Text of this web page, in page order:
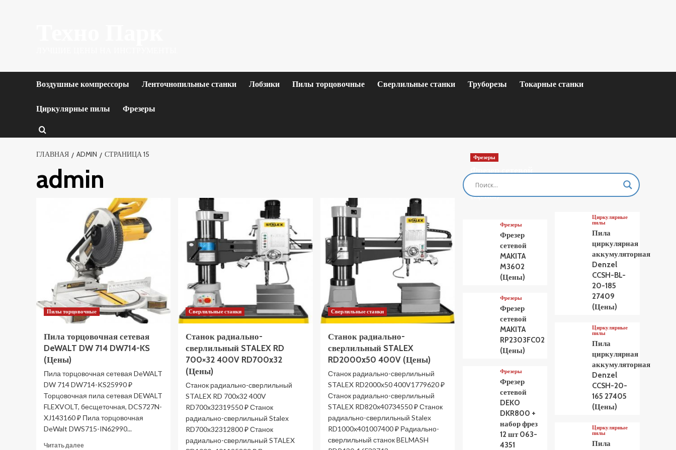
Воздушные компрессоры Ленточнопильные станки Лобзики Пилы торцовочные Сверлильные станки Труборезы Токарные станки
Циркулярные пилы Фрезеры
ГЛАВНАЯ ADMIN СТРАНИЦА 15
admin
Пилы торцовочные
Пила торцовочная сетевая
DeWALT DW 714 DW714-KS
(Цены)
Пила торцовочная сетевая DeWALT
DW 714 DW714-KS25990 ₽
Торцовочная пила сетевая DEWALT
FLEXVOLT, бесщеточная, DCS727N-
XJ143160 ₽ Пила торцовочная
DeWalt DWS715-IN62990...
Читать далееПрочитать
Сверлильные станки
Станок радиально-
сверлильный STALEX RD
700×32 400V RD700x32
(Цены)
Станок радиально-сверлильный
STALEX RD 700x32 400V
RD700x32319550 ₽ Станок
радиально-сверлильный Stalex
RD700x32312800 ₽ Станок
радиально-сверлильный STALEX
Сверлильные станки
Станок радиально-
сверлильный STALEX
RD2000x50 400V (Цены)
Станок радиально-сверлильный
STALEX RD2000x50 400V1779620 ₽
Станок радиально-сверлильный
STALEX RD820x40734550 ₽ Станок
радиально-сверлильный Stalex
RD1000x401007400 ₽ Радиально-
сверлильный станок BELMASH
Фрезеры
Фрезер сетевой
MAKITA M3601
(Цены)
Фрезеры
Фрезер
сетевой
MAKITA
M3602
(Цены)
Фрезеры
Фрезер
сетевой
MAKITA
RP2303FC02
(Цены)
Фрезеры
Фрезер
сетевой
DEKO
DKR800 +
набор фрез
12 шт 063-
4351
Циркулярные
пилы
Пила
циркулярная
аккумуляторная
Denzel
CCSH-BL-
20-185
27409
(Цены)
Циркулярные
пилы
Пила
циркулярная
аккумуляторная
Denzel
CCSH-20-
165 27405
(Цены)
Циркулярные
пилы
Пила